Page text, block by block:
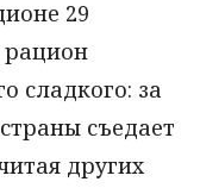
29
рацион
сладкого: за
съедает
других